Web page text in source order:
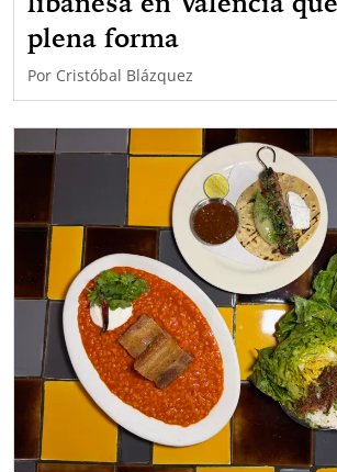
plena forma
Por Cristóbal Blázquez